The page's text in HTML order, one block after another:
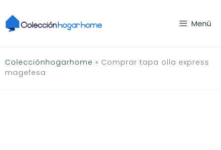
al
contenido
Menú
Colecciónhogarhome » Comprar tapa olla express
magefesa